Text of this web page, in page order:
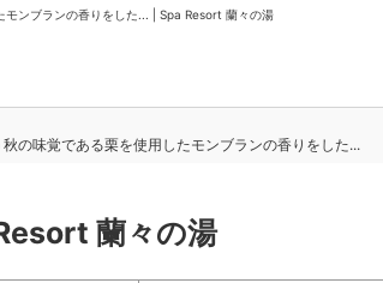
モンブランの香りをした... | Spa Resort 蘭々の湯
の味覚である栗を使用したモンブランの香りをした...
蘭々の湯